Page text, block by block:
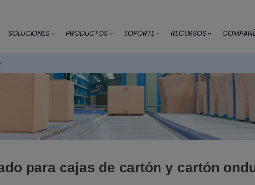
SOLUCIONES PRODUCTOS SOPORTE RECURSOS
para cajas de cartón y cartón